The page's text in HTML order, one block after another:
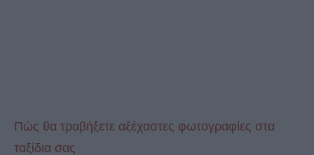
Πώς θα τραβήξετε αξέχαστες φωτογραφίες στα
ταξίδια σας